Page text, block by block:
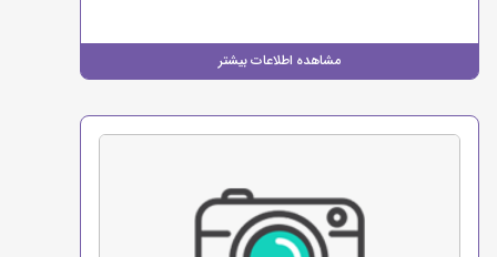
مشاهده اطلاعات بیشتر